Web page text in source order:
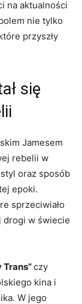
na aktualności
nie tylko
przyszły
się
Jamesem
rebelii w
oraz sposób
epoki.
sprzeciwiało
drogi w świecie
Trans”czy
kina i
W jego